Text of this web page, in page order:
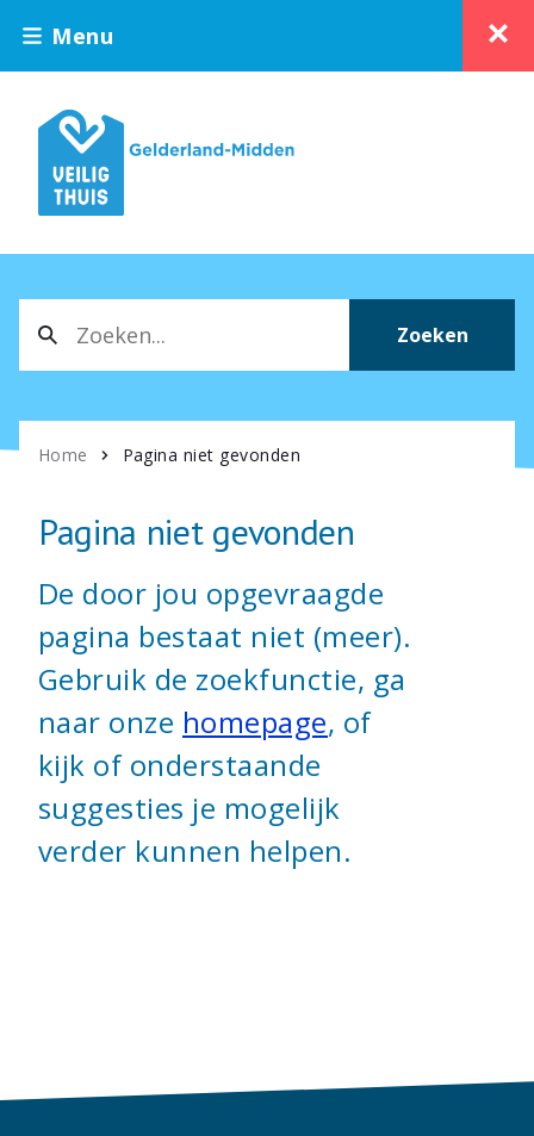
Menu
Zoeken
Home Pagina niet gevonden
Pagina niet gevonden
De door jou opgevraagde
pagina bestaat niet (meer).
Gebruik de zoekfunctie, ga
naar onze homepage, of
kijk of onderstaande
suggesties je mogelijk
verder kunnen helpen.